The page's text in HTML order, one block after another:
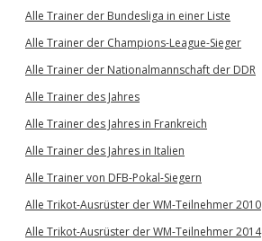
Alle Trainer der Bundesliga in einer Liste
Alle Trainer der Champions-League-Sieger
Alle Trainer der Nationalmannschaft der DDR
Alle Trainer des Jahres
Alle Trainer des Jahres in Frankreich
Alle Trainer des Jahres in Italien
Alle Trainer von DFB-Pokal-Siegern
Alle Trikot-Ausrüster der WM-Teilnehmer 2010
Alle Trikot-Ausrüster der WM-Teilnehmer 2014